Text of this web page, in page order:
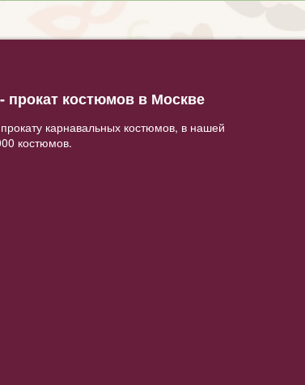
костюмов в Москве
карнавальных костюмов, в нашей
костюмов.